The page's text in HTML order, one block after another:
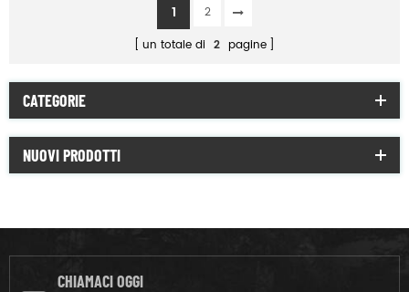
1
2
un totale di 2 pagine
CATEGORIE
NUOVI PRODOTTI
CHIAMACI OGGI